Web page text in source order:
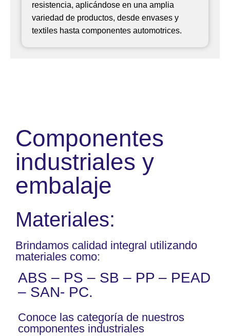
resistencia, aplicándose en una amplia
variedad de productos, desde envases y
textiles hasta componentes automotrices.
Componentes
industriales y
embalaje
Materiales:
Brindamos calidad integral utilizando
materiales como:
ABS – PS – SB – PP – PEAD
– SAN- PC.
Conoce las categoría de nuestros
componentes industriales